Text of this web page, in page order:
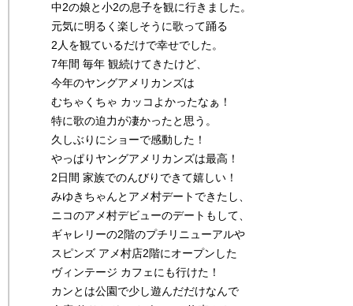
中2の娘と小2の息子を観に行きました。
元気に明るく楽しそうに歌って踊る
2人を観ているだけで幸せでした。
7年間 毎年 観続けてきたけど、
今年のヤングアメリカンズは
むちゃくちゃ カッコよかったなぁ！
特に歌の迫力が凄かったと思う。
久しぶりにショーで感動した！
やっぱりヤングアメリカンズは最高！
2日間 家族でのんびりできて嬉しい！
みゆきちゃんとアメ村デートできたし、
ニコのアメ村デビューのデートもして、
ギャレリーの2階のプチリニューアルや
スピンズ アメ村店2階にオープンした
ヴィンテージ カフェにも行けた！
カンとは公園で少し遊んだだけなんで